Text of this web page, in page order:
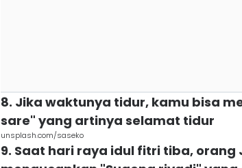
8. Jika waktunya tidur, kamu bisa
sare" yang artinya selamat tidur
unsplash.com/saseko
9. Saat hari raya idul fitri tiba, orang